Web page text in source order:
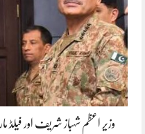
وزیر اعظم شہباز شریف اور